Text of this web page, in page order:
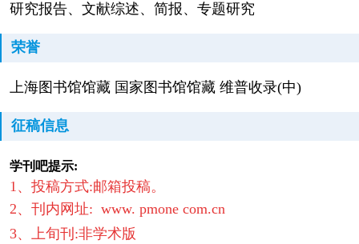
研究报告、文献综述、简报、专题研究
荣誉
上海图书馆馆藏 国家图书馆馆藏 维普收录(中)
征稿信息
学刊吧提示:
1、投稿方式:邮箱投稿。
2、刊内网址: www. pmone com.cn
3、上旬刊:非学术版